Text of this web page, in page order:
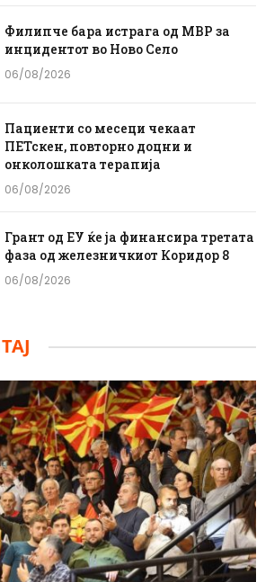
Филипче бара истрага од МВР за
инцидентот во Ново Село
06/08/2026
Пациенти со месеци чекаат
ПЕТскен, повторно доцни и
онколошката терапија
06/08/2026
Грант од ЕУ ќе ја финансира третата
фаза од железничкиот Коридор 8
06/08/2026